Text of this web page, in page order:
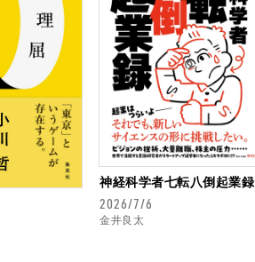
神経科学者七転八倒起業録
2026/7/6
金井良太